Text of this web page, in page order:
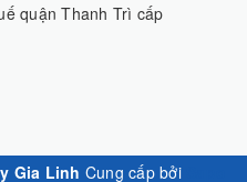
quận Thanh Trì cấp
Gia Linh Cung cấp bởi